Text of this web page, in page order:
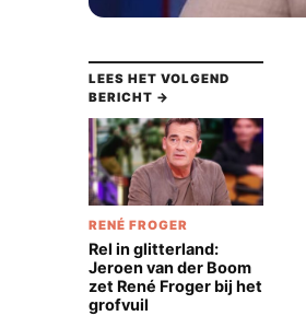
LEES HET VOLGEND
BERICHT →
RENÉ FROGER
Rel in glitterland:
Jeroen van der Boom
zet René Froger bij het
grofvuil